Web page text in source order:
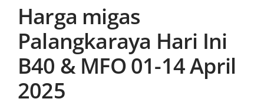
Harga migas
Palangkaraya Hari Ini
B40 & MFO 01-14 April
2025